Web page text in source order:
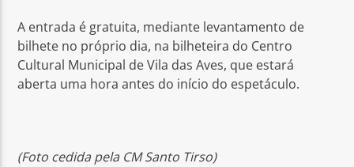
A entrada é gratuita, mediante levantamento de
bilhete no próprio dia, na bilheteira do Centro
Cultural Municipal de Vila das Aves, que estará
aberta uma hora antes do início do espetáculo.
(Foto cedida pela CM Santo Tirso)